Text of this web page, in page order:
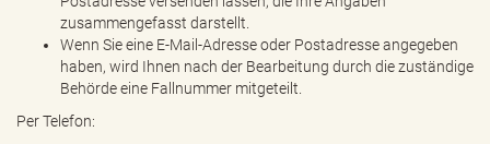
zusammengefasst darstellt.
Wenn Sie eine E-Mail-Adresse oder Postadresse angegeben
haben, wird Ihnen nach der Bearbeitung durch die zuständige
Behörde eine Fallnummer mitgeteilt.
Per Telefon: